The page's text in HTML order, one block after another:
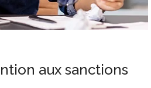
aux sanctions